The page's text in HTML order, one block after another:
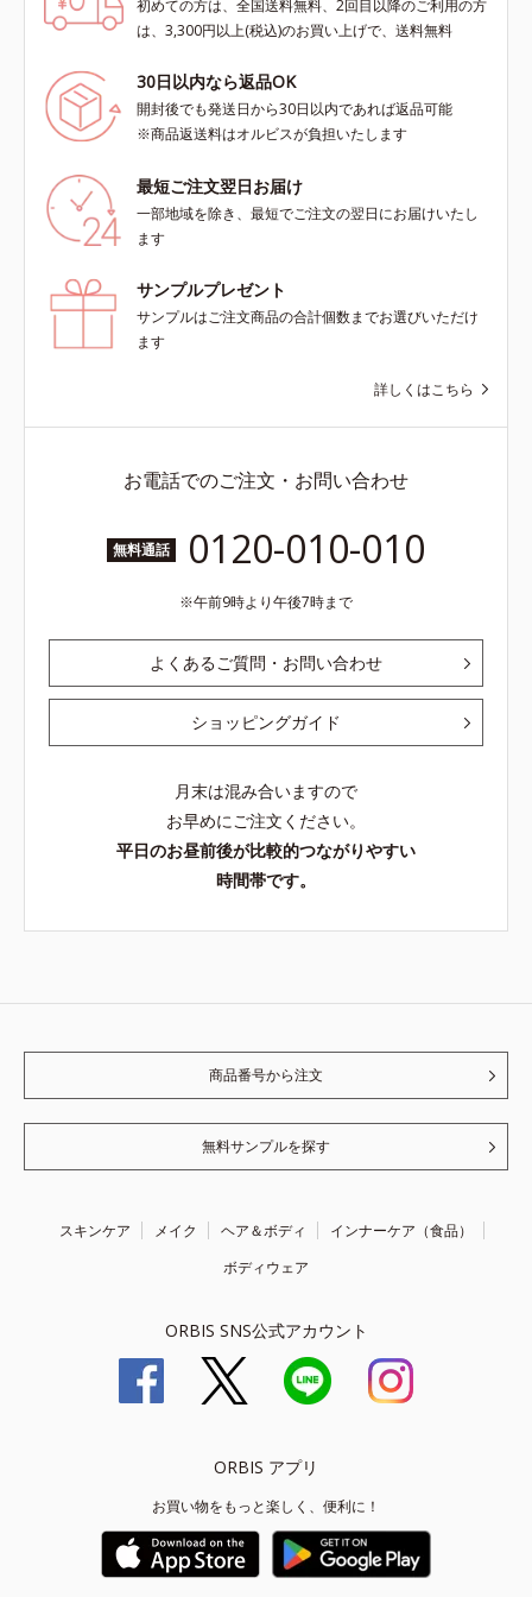
初めての方は、全国送料無料、2回目以降のご利用の方
は、3,300円以上(税込)のお買い上げで、送料無料
30日以内なら返品OK
開封後でも発送日から30日以内であれば返品可能
※商品返送料はオルビスが負担いたします
最短ご注文翌日お届け
一部地域を除き、最短でご注文の翌日にお届けいたし
ます
サンプルプレゼント
サンプルはご注文商品の合計個数までお選びいただけ
ます
詳しくはこちら
お電話でのご注文・お問い合わせ
無料通話 0120-010-010
午前9時より午後7時まで
よくあるご質問・お問い合わせ
ショッピングガイド
月末は混み合いますので
お早めにご注文ください。
平日のお昼前後が比較的つながりやすい
時間帯です。
商品番号から注文
無料サンプルを探す
スキンケア メイク ヘア＆ボディ
インナーケア（食品）
ボディウェア
ORBIS SNS公式アカウント
ORBIS アプリ
お買い物をもっと楽しく、便利に！